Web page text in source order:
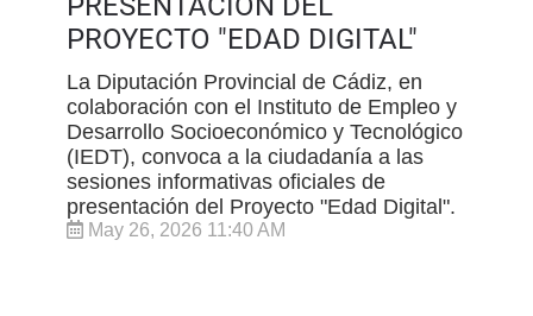
PROYECTO "EDAD DIGITAL"
La Diputación Provincial de Cádiz, en
colaboración con el Instituto de Empleo y
Desarrollo Socioeconómico y Tecnológico
(IEDT), convoca a la ciudadanía a las
sesiones informativas oficiales de
presentación del Proyecto "Edad Digital".
May 26, 2026 11:40 AM